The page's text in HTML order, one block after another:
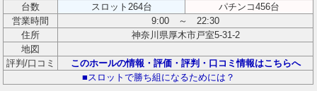
台数
スロット264台
パチンコ456台
営業時間
9:00 ～ 22:30
住所
神奈川県厚木市戸室5-31-2
地図
評判/口コミ
このホールの情報・評価・評判・口コミ情報はこちらへ
■スロットで勝ち組になるためには？